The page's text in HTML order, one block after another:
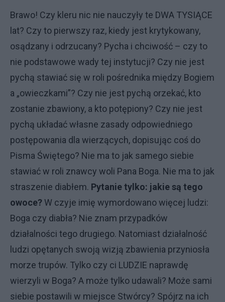
Brawo! Czy kleru nic nie nauczyły te DWA TYSIĄCE
lat? Czy to pierwszy raz, kiedy jest krytykowany,
osądzany i odrzucany? Pycha i chciwość – czy to
nie podstawowe wady tej instytucji? Czy nie jest
pychą stawiać się w roli pośrednika między Bogiem
a „owieczkami”? Czy nie jest pychą orzekać, kto
zostanie zbawiony, a kto potępiony? Czy nie jest
pychą układać własne zasady odpowiedniego
postępowania dla wierzących, dopisując coś do
Pisma Świętego? Nie ma to jak samego siebie
stawiać w roli znawcy woli Pana Boga. Nie ma to jak
straszenie diabłem. Pytanie tylko: jakie są tego
owoce? W czyje imię wymordowano więcej ludzi:
Boga czy diabła? Nie znam przypadków
działalności tego drugiego. Natomiast działalność
ludzi opętanych swoją wizją zbawienia przyniosła
morze trupów. Tylko czy ci LUDZIE naprawdę
wierzyli w Boga? A może tylko udawali? Może sami
siebie postawili w miejsce Stwórcy? Spójrz na ich